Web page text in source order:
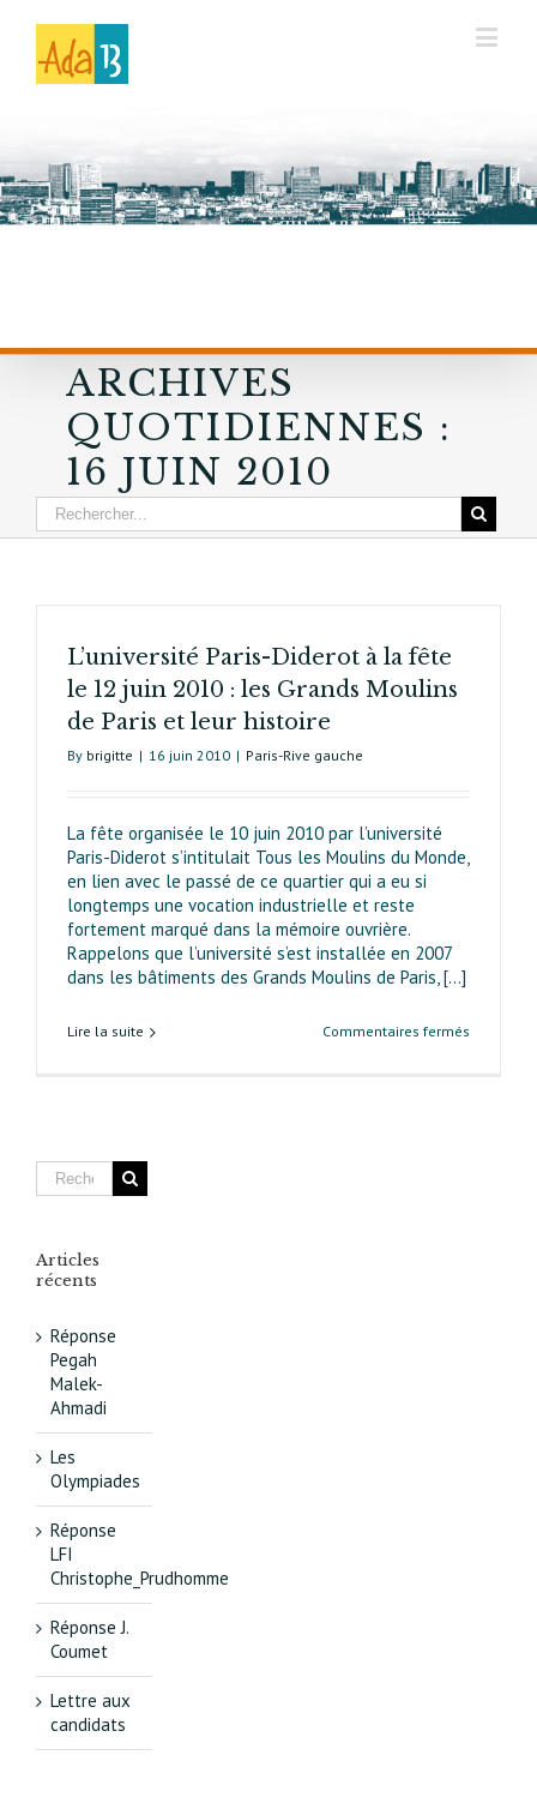
ARCHIVES
QUOTIDIENNES :
16 JUIN 2010
L’université Paris-Diderot à la fête
le 12 juin 2010 : les Grands Moulins
de Paris et leur histoire
By brigitte | 16 juin 2010 | Paris-Rive gauche
La fête organisée le 10 juin 2010 par l’université
Paris-Diderot s’intitulait Tous les Moulins du Monde,
en lien avec le passé de ce quartier qui a eu si
longtemps une vocation industrielle et reste
fortement marqué dans la mémoire ouvrière.
Rappelons que l’université s’est installée en 2007
dans les bâtiments des Grands Moulins de Paris, [...]
Lire la suite Commentaires fermés
Articles
récents
Réponse
Pegah
Malek-
Ahmadi
Les
Olympiades
Réponse
LFI
Christophe_Prudhomme
Réponse J.
Coumet
Lettre aux
candidats